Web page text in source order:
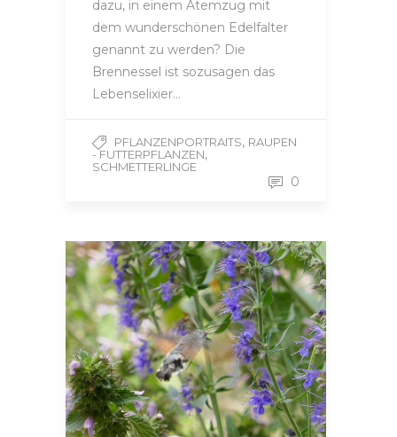
dazu, in einem Atemzug mit
dem wunderschönen Edelfalter
genannt zu werden? Die
Brennessel ist sozusagen das
Lebenselixier…
PFLANZENPORTRAITS, RAUPEN
- FUTTERPFLANZEN,
SCHMETTERLINGE
0